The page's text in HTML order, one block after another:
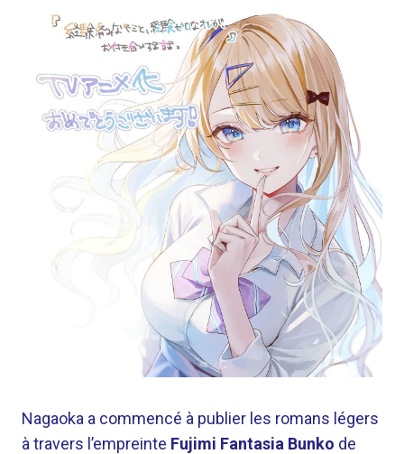
Nagaoka a commencé à publier les romans légers
à travers l’empreinte Fujimi Fantasia Bunko de